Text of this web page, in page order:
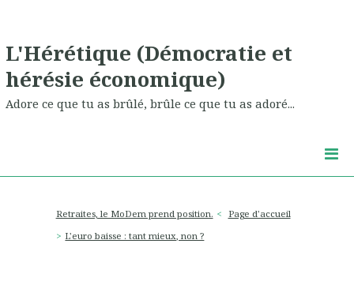
L'Hérétique (Démocratie et
hérésie économique)
Adore ce que tu as brûlé, brûle ce que tu as adoré...
Retraites, le MoDem prend position.
Page d'accueil
L'euro baisse : tant mieux, non ?